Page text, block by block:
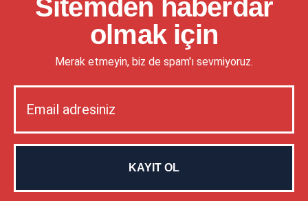
Sitemden haberdar
olmak için
Merak etmeyin, biz de spam'ı sevmiyoruz.